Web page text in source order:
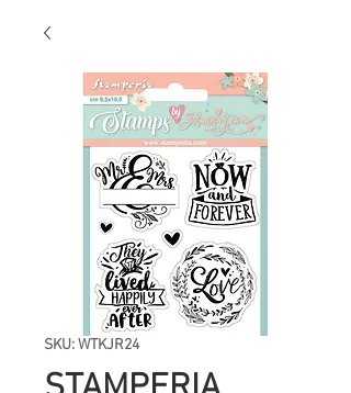
SKU: WTKJR24